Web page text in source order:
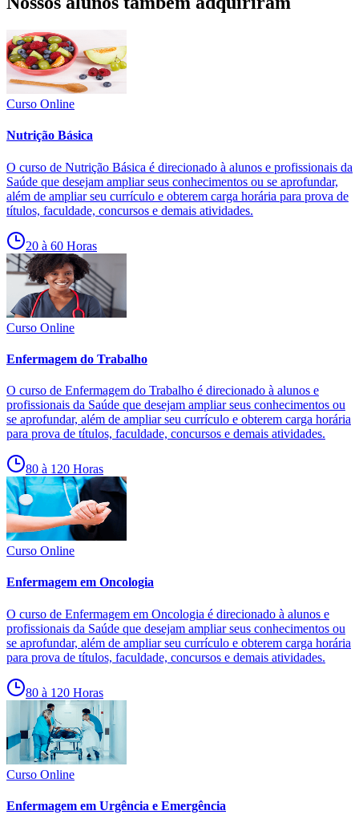
Curso Online
Nutrição Básica
O curso de Nutrição Básica é direcionado à alunos e profissionais da
Saúde que desejam ampliar seus conhecimentos ou se aprofundar,
além de ampliar seu currículo e obterem carga horária para prova de
títulos, faculdade, concursos e demais atividades.
20 à 60 Horas
Curso Online
Enfermagem do Trabalho
O curso de Enfermagem do Trabalho é direcionado à alunos e
profissionais da Saúde que desejam ampliar seus conhecimentos ou
se aprofundar, além de ampliar seu currículo e obterem carga horária
para prova de títulos, faculdade, concursos e demais atividades.
80 à 120 Horas
Curso Online
Enfermagem em Oncologia
O curso de Enfermagem em Oncologia é direcionado à alunos e
profissionais da Saúde que desejam ampliar seus conhecimentos ou
se aprofundar, além de ampliar seu currículo e obterem carga horária
para prova de títulos, faculdade, concursos e demais atividades.
80 à 120 Horas
Curso Online
Enfermagem em Urgência e Emergência